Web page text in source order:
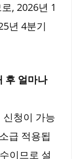
, 2026년 1
년 4분기
후 얼마나
신청이 가능
급 적용됩
이므로 설